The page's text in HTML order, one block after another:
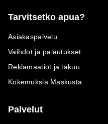
Tarvitsetko apua?
Asiakaspalvelu
Vaihdot ja palautukset
Reklamaatiot ja takuu
Kokemuksia Maskusta
Palvelut